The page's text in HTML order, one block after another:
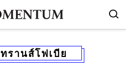
ทรานส์โฟเบีย